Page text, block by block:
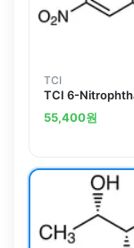
TCI
TCI 6-
55,400원